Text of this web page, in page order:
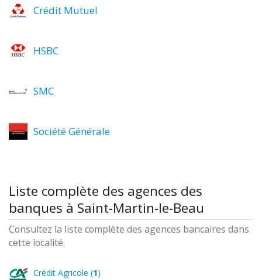
Crédit Mutuel
HSBC
SMC
Société Générale
Liste complète des agences des
banques à Saint-Martin-le-Beau
Consultez la liste complète des agences bancaires dans
cette localité.
Crédit Agricole (1)